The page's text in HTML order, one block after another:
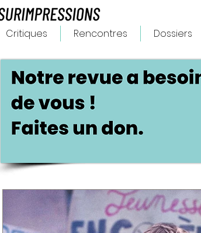
Critiques Rencontres Dossiers